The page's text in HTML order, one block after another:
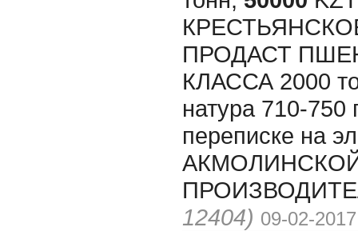
ПРОДАСТ
КЛАССА 2000
натура 710-750
переписке на
12404) 09-02-2017